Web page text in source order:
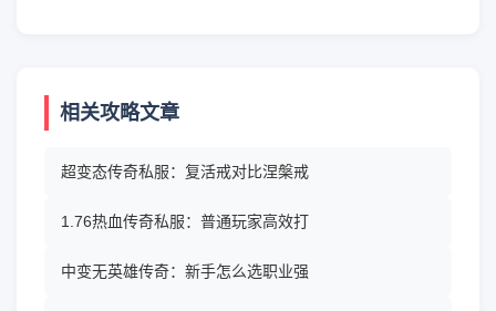
相关攻略文章
超变态传奇私服：复活戒对比涅槃戒
1.76热血传奇私服：普通玩家高效打
中变无英雄传奇：新手怎么选职业强